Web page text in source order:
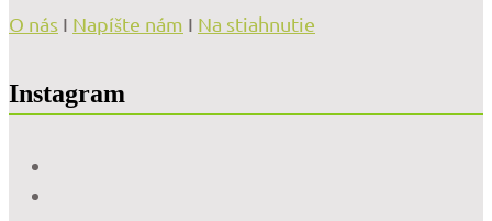
O nás I Napíšte nám I Na stiahnutie
Instagram